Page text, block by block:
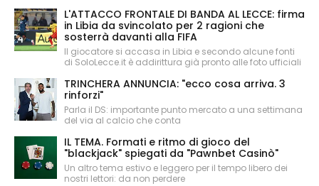
L'ATTACCO FRONTALE DI BANDA AL LECCE: firma
in Libia da svincolato per 2 ragioni che
sosterrà davanti alla FIFA
Il giocatore si accasa in Libia e secondo alcune fonti
di SoloLecce.it è addirittura già pronto alle foto ufficiali
TRINCHERA ANNUNCIA: "ecco cosa arriva. 3
rinforzi"
Parla il DS: importante punto mercato a una settimana
del via al calcio che conta
IL TEMA. Formati e ritmo di gioco del
"blackjack" spiegati da "Pawnbet Casinò"
Un altro tema estivo e leggero per il tempo libero dei
nostri lettori: da non perdere